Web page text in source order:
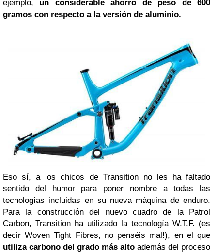
ejemplo, un considerable ahorro de peso de 600
gramos con respecto a la versión de aluminio.
Eso sí, a los chicos de Transition no les ha faltado
sentido del humor para poner nombre a todas las
tecnologías incluidas en su nueva máquina de enduro.
Para la construcción del nuevo cuadro de la Patrol
Carbon, Transition ha utilizado la tecnología W.T.F. (es
decir Woven Tight Fibres, no penséis mal!), en el que
utiliza carbono del grado más alto además del proceso